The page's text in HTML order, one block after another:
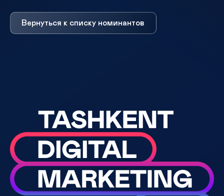
Вернуться к списку номинантов